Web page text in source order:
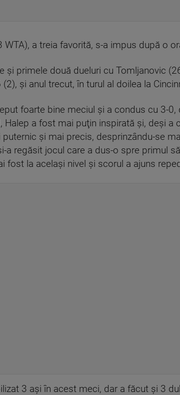
WTA), a treia favorită, s-a impus după o
şi primele două dueluri cu Tomljanovic
(2), şi anul trecut, în turul al doilea la
foarte bine meciul şi a condus cu 3-
Halep a fost mai puţin inspirată şi, deşi
şi mai precis, desprinzându-se
a regăsit jocul care a dus-o spre primul
fost la acelaşi nivel şi scorul a ajuns
3 aşi în acest meci, dar a făcut şi 3